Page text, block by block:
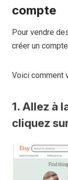
compte
Pour vendre
créer un
Voici comment
1. Allez à
cliquez